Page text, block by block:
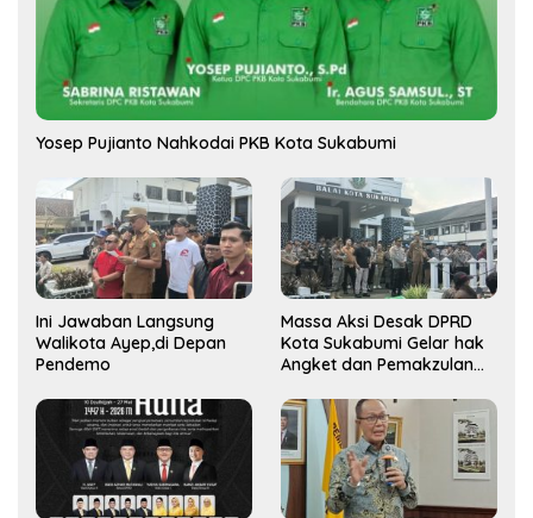
Yosep Pujianto Nahkodai PKB Kota Sukabumi
Ini Jawaban Langsung
Walikota Ayep,di Depan
Pendemo
Massa Aksi Desak DPRD
Kota Sukabumi Gelar hak
Angket dan Pemakzulan